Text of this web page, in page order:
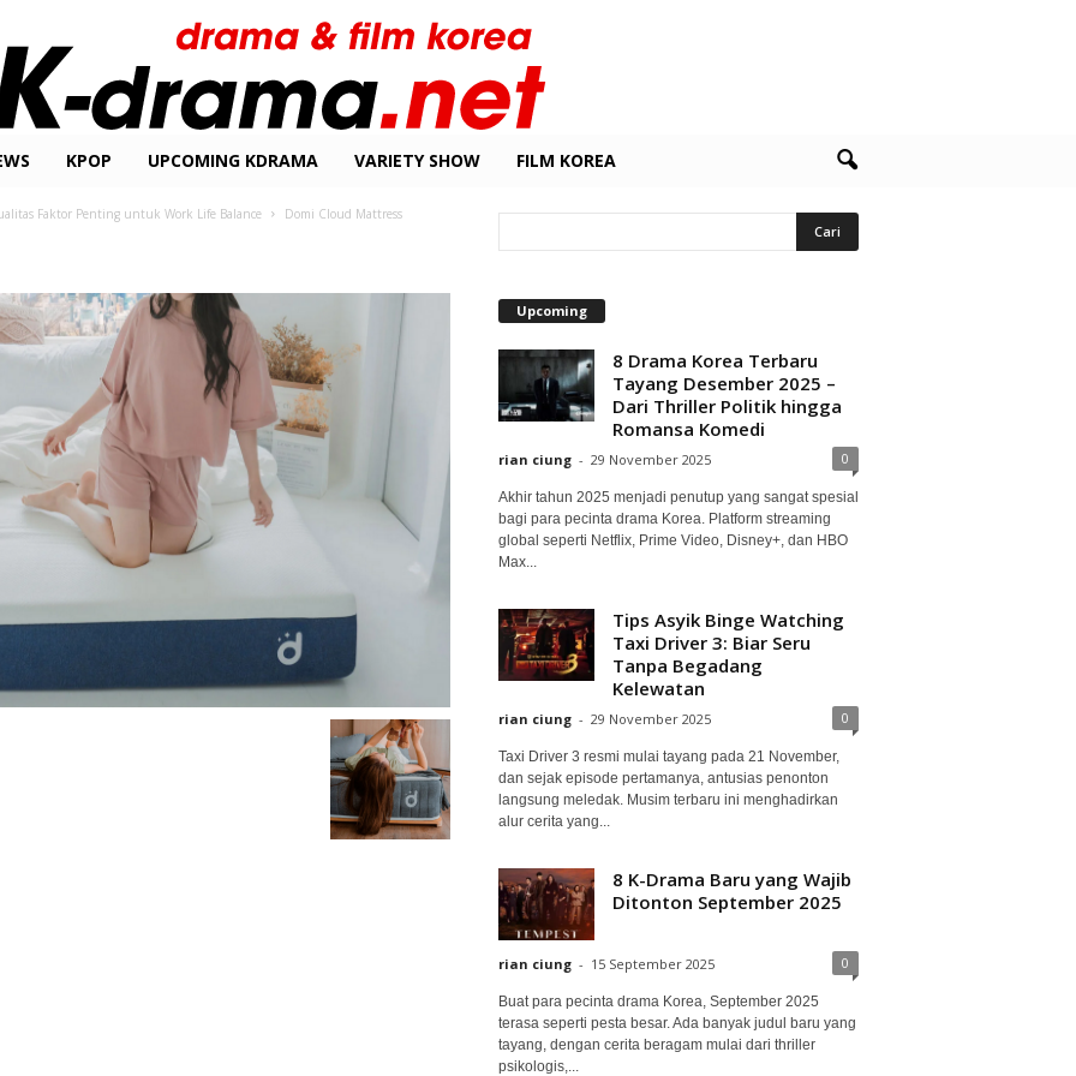
KPOP UPCOMING KDRAMA VARIETY SHOW FILM KOREA
Faktor Penting untuk Work Life Balance Domi Cloud Mattress
Upcoming
8 Drama Korea Terbaru
Tayang Desember 2025 –
Dari Thriller Politik hingga
Romansa Komedi
rian ciung - 29 November 2025 0
Akhir tahun 2025 menjadi penutup yang sangat spesial
bagi para pecinta drama Korea. Platform streaming
global seperti Netflix, Prime Video, Disney+, dan HBO
Max...
Tips Asyik Binge Watching
Taxi Driver 3: Biar Seru
Tanpa Begadang
Kelewatan
rian ciung - 29 November 2025 0
Taxi Driver 3 resmi mulai tayang pada 21 November,
dan sejak episode pertamanya, antusias penonton
langsung meledak. Musim terbaru ini menghadirkan
alur cerita yang...
8 K-Drama Baru yang Wajib
Ditonton September 2025
rian ciung - 15 September 2025 0
Buat para pecinta drama Korea, September 2025
terasa seperti pesta besar. Ada banyak judul baru yang
tayang, dengan cerita beragam mulai dari thriller
psikologis,...